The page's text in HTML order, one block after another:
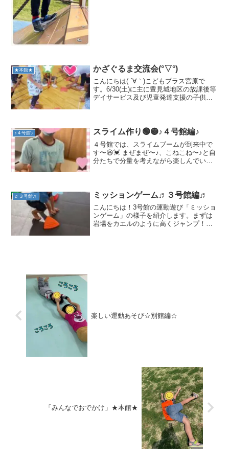
★本館★ かざぐるま交流会(°▽°)
こんにちは( ´∀｀)こどもプラス宮原で
す。6/30(土)に主に豊見城地区の放課後等
デイサービス及び児童発達支援の子供た
ト！！ルール...
♪４号館♪ スライム作り🟢🟡♪４号館編♪
４号館では、スライムブームが到来中で
す〜😆💓 まぜまぜ〜♪、こねこね〜♪と自
分たちで分量を考えながら楽しんでいま
梅雨が始まっても室...
♬３号館♬ ミッションゲーム♬３号館編♬
こんにちは！3号館の運動遊び「ミッショ
ンゲーム」の様子を紹介します。まずは
岩場をカエルのように高くジャンプ！岩
楽しい運動あそび☆別館編☆
「みんなでおでかけ」★本館★